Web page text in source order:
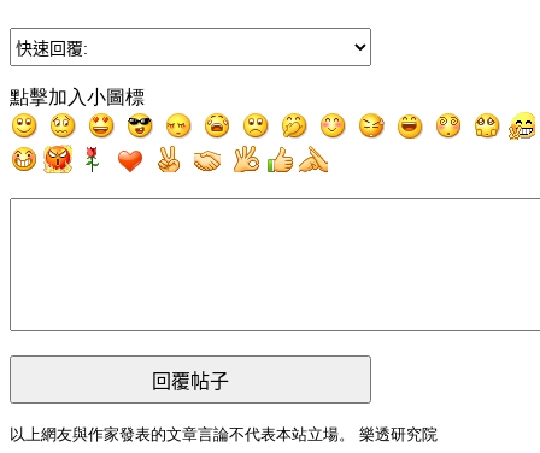
點擊加入小圖標
回覆帖子
以上網友與作家發表的文章言論不代表本站立場。 樂透研究院